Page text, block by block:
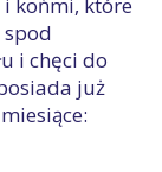
i chęci do
już